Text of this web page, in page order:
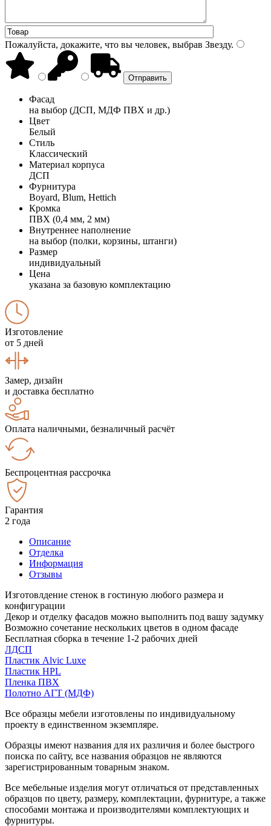
Пожалуйста, докажите, что вы человек, выбрав Звезду.
Фасад
на выбор (ДСП, МДФ ПВХ и др.)
Цвет
Белый
Стиль
Классический
Материал корпуса
ДСП
Фурнитура
Boyard, Blum, Hettich
Кромка
ПВХ (0,4 мм, 2 мм)
Внутреннее наполнение
на выбор (полки, корзины, штанги)
Размер
индивидуальный
Цена
указана за базовую комплектацию
Изготовление
от 5 дней
Замер, дизайн
и доставка бесплатно
Оплата наличными, безналичный расчёт
Беспроцентная рассрочка
Гарантия
2 года
Описание
Отделка
Информация
Отзывы
Изготовлдение стенок в гостиную любого размера и
конфигурации
Декор и отделку фасадов можно выполнить под вашу задумку
Возможно сочетание нескольких цветов в одном фасаде
Бесплатная сборка в течение 1-2 рабочих дней
ЛДСП
Пластик Alvic Luxe
Пластик HPL
Пленка ПВХ
Полотно АГТ (МДФ)
Все образцы мебели изготовлены по индивидуальному
проекту в единственном экземпляре.
Образцы имеют названия для их различия и более быстрого
поиска по сайту, все названия образцов не являются
зарегистрированным товарным знаком.
Все мебельные изделия могут отличаться от представленных
образцов по цвету, размеру, комплектации, фурнитуре, а также
способами монтажа и производителями комплектующих и
фурнитуры.